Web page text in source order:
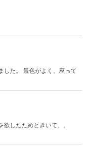
した。 景色がよく、座って
したためときいて。。